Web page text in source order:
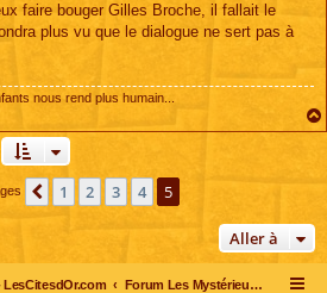
faire bouger Gilles Broche, il fallait le
plus vu que le dialogue ne sert pas à
nous rend plus humain...
Précédente
1 2 3 4 5
Aller à
Forum Les Mystérieuses Cités d'Or